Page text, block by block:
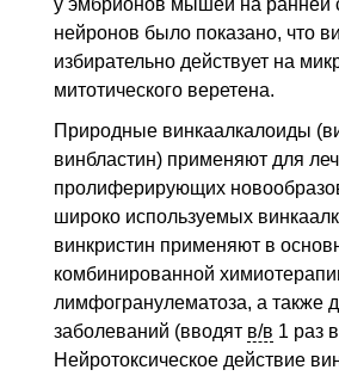
у эмбрионов мышей на ранней
нейронов было показано, что
избирательно действует на
митотического веретена.
Природные винкаалкалоиды
винбластин) применяют для
пролиферирующих
широко используемых
винкристин применяют в
комбинированной
лимфогранулематоза, а также
заболеваний (вводят в/в 1 раз
Нейротоксическое действие